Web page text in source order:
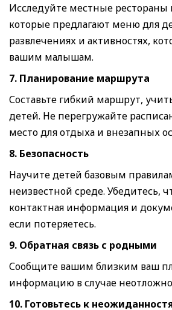
Исследуйте местные рестораны
которые предлагают меню для
развлечениях и активностях,
вашим малышам.
7. Планирование маршрута
Составьте гибкий маршрут,
детей. Не перегружайте
место для отдыха и внезапных
8. Безопасность
Научите детей базовым
неизвестной среде. Убедитесь,
контактная информация и
если потеряетесь.
9. Обратная связь с родными
Сообщите вашим близким ваш
информацию в случае
10. Готовьтесь к